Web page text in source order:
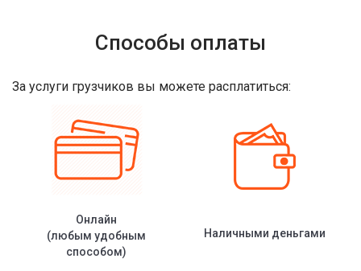
Способы оплаты
За услуги грузчиков вы можете расплатиться:
Онлайн
(любым удобным
способом)
Наличными деньгами